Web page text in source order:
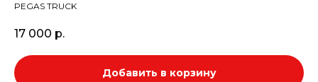
PEGAS TRUCK
17 000 р.
Добавить в корзину